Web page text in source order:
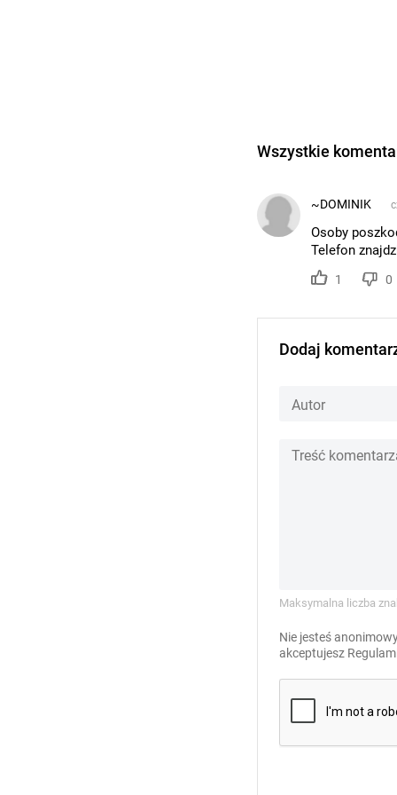
Wszystkie
~DOMINIK
Osoby
Telefon
1 0
Dodaj
Maksymalna liczba
Nie jesteś
akceptujesz